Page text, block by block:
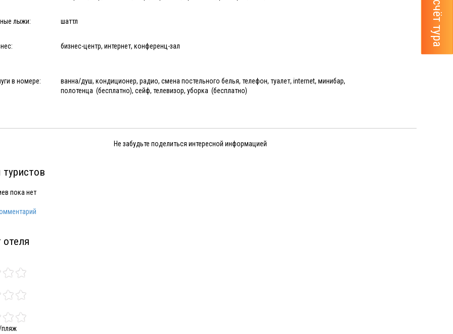
лыжи: шаттл
бизнес-центр, интернет, конференц-зал
в номере:
ванна/душ, кондиционер, радио, смена постельного белья, телефон, туалет, internet, минибар,
полотенца (бесплатно), сейф, телевизор, уборка (бесплатно)
Не забудьте поделиться интересной информацией
пока нет
отеля
пляж